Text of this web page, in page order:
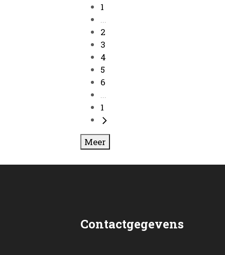
1
...
2
3
4
5
6
...
1
Meer
Contactgegevens